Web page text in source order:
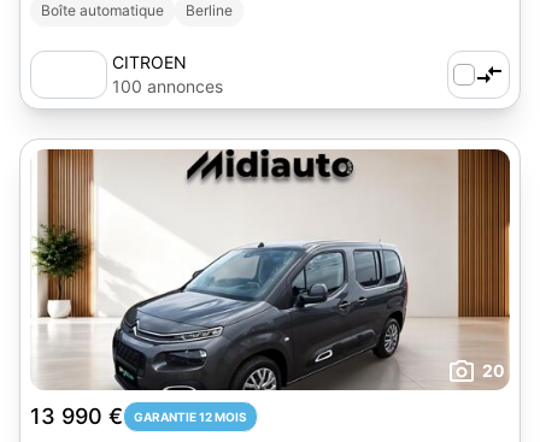
Boîte automatique
Berline
CITROEN
100 annonces
20
13 990 € GARANTIE 12 MOIS